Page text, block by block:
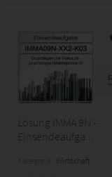
Lösung IMMA 9N -
Einsendeaufga...
Wirtschaft